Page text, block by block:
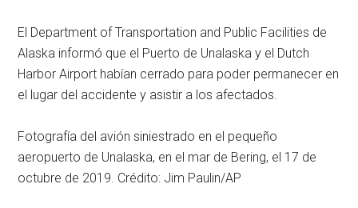
El Department of Transportation and Public Facilities de
Alaska informó que el Puerto de Unalaska y el Dutch
Harbor Airport habían cerrado para poder permanecer en
el lugar del accidente y asistir a los afectados.
Fotografía del avión siniestrado en el pequeño
aeropuerto de Unalaska, en el mar de Bering, el 17 de
octubre de 2019. Crédito: Jim Paulin/AP